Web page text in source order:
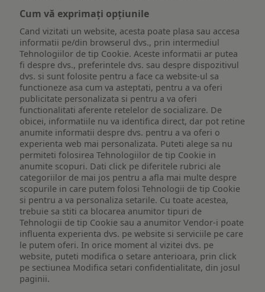
Cum vă exprimați opțiunile
Cand vizitati un website, acesta poate plasa sau accesa
informatii pe/din browserul dvs., prin intermediul
Tehnologiilor de tip Cookie. Aceste informatii ar putea
fi despre dvs., preferintele dvs. sau despre dispozitivul
dvs. si sunt folosite pentru a face ca website-ul sa
functioneze asa cum va asteptati, pentru a va oferi
publicitate personalizata si pentru a va oferi
functionalitati aferente retelelor de socializare. De
obicei, informatiile nu va identifica direct, dar pot retine
anumite informatii despre dvs. pentru a va oferi o
experienta web mai personalizata. Puteti alege sa nu
permiteti folosirea Tehnologiilor de tip Cookie in
anumite scopuri. Dati click pe diferitele rubrici ale
categoriilor de mai jos pentru a afla mai multe despre
scopurile in care putem folosi Tehnologii de tip Cookie
si pentru a va personaliza setarile. Cu toate acestea,
trebuie sa stiti ca blocarea anumitor tipuri de
Tehnologii de tip Cookie sau a anumitor Vendor-i poate
influenta experienta dvs. pe website si serviciile pe care
le putem oferi. In orice moment al vizitei dvs. pe
website, puteti modifica o setare anterioara, prin click
pe sectiunea Modifica setari confidentialitate, din josul
paginii.